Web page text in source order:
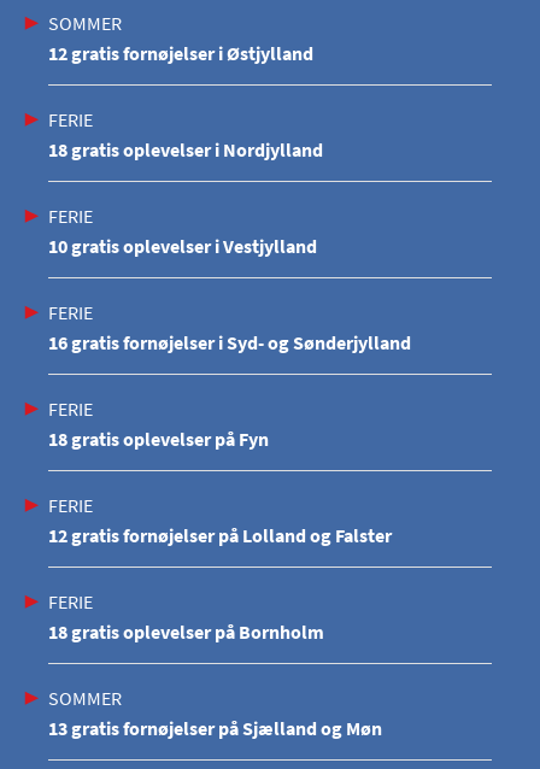
SOMMER
12 gratis fornøjelser i Østjylland
FERIE
18 gratis oplevelser i Nordjylland
FERIE
10 gratis oplevelser i Vestjylland
FERIE
16 gratis fornøjelser i Syd- og Sønderjylland
FERIE
18 gratis oplevelser på Fyn
FERIE
12 gratis fornøjelser på Lolland og Falster
FERIE
18 gratis oplevelser på Bornholm
SOMMER
13 gratis fornøjelser på Sjælland og Møn